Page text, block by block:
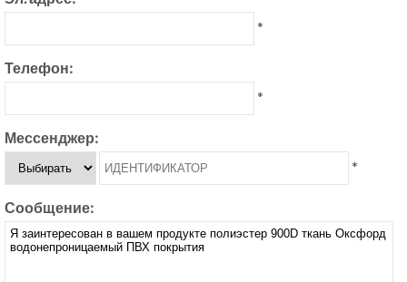
*
Телефон:
*
Мессенджер:
*
Сообщение: